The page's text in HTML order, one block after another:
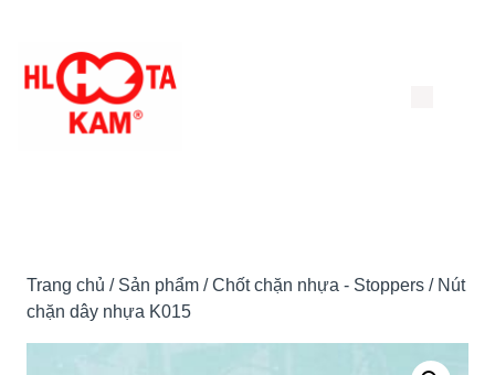
đến
Trang chủ / Sản phẩm /Chốt chặn nhựa - Stoppers / Nút
chặn dây nhựa K015